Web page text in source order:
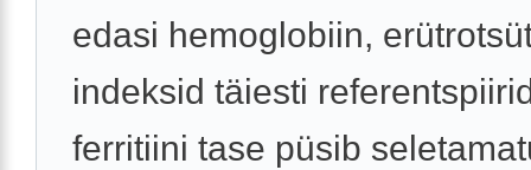
edasi hemoglobiin,
indeksid täiesti
ferritiini tase püsib